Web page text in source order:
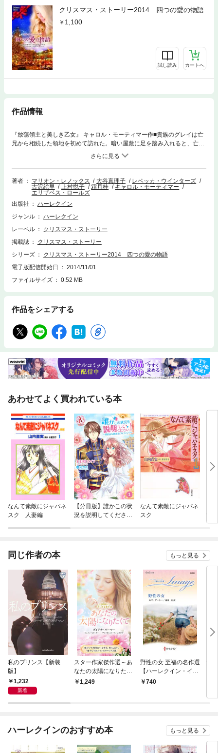
クリスマス・ストーリー2014 四つの愛の物語
1,100
試し読み カートへ
作品情報
『放蕩領主と美しき乙女』 キャロル・モーティマー作■貴族のグレイは亡
兄から相続した領地を初めて訪れた。暗い屋敷に足を踏み入れると、亡兄
の義理の娘アミーリアに悪漢と間違われ発砲される。お仕置きとばかりに
抱きすくめ明かりをつけると、彼が2年前に会った17歳の少女は、見違え
るほど美しく成長していた。■『イヴに天使が舞いおりて』 レベッカ・ウ
インターズ 作■挙式寸前に婚約を破棄された痛手から立ち直ろうとしてい
たブルック。クリスマスイヴの夜、彼女は吹雪の中で泣いている少女を発
見した。少女を自宅で保護して警察に連絡すると、魅力あふれる男性ヴァ
ンスが事情聴取に現れた。もしかして、わたしの運命の人？■『花嫁にメ
リー・クリスマス』 マリオン・レノックス作■2年前に夫を亡くしたジェ
て火傷を負った息子の治療費を捻出するためだ。だが売却先の会社の社長
ガイが店に現れ、傍若無人な態度をとった。ジェニーが激怒すると、突然
裕福な家の娘ポリーは不運に見舞われた。父の遺産を全部失ったうえ、住
みこみの家庭教師の職も解雇されたのだ。心優しい教区牧師のアレックス
い……。しかし、彼女の期待は見事に裏切られる。 4話収録。
著者 マリオン・レノックス 大谷真理子
レベッカ・ウインターズ
古沢絵里
上村悦子 霜月桂
キャロル・モーティマー
エリザベス・ロールズ
出版社
ハーレクイン
ジャンル
ハーレクイン
レーベル
クリスマス・ストーリー
掲載誌
クリスマス・ストーリー
シリーズ
クリスマス・ストーリー2014 四つの愛の物語
電子版配信開始日
2014/11/01
ファイルサイズ
0.52 MB
作品をシェアする
あわせてよく買われている本
なんて素敵にジャパネ
スク 人妻編
【分冊版】誰かこの状
況を説明してくださ
なんて素敵にジャパネ
スク
す
同じ作者の本 もっと見る
私のプリンス【新装
版】
1,232
新着
スター作家傑作選～あ
なたの太陽になりたく
て～1,249
野性の女 至福の名作選
【ハーレクイン・イマ
ージュ版】
740
貴
ハーレクインのおすすめ本 もっと見る